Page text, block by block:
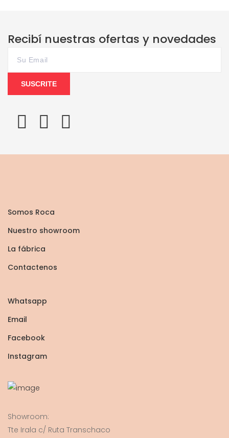
Recibí nuestras ofertas y novedades
SUSCRITE
Somos Roca
Nuestro showroom
La fábrica
Contactenos
Whatsapp
Email
Facebook
Instagram
Showroom:
Tte Irala c/ Ruta Transchaco